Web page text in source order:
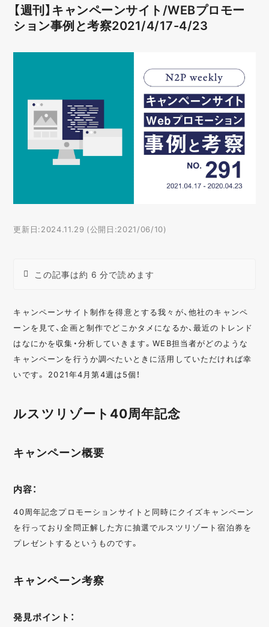
【週刊】キャンペーンサイト/WEBプロモー
ション事例と考察2021/4/17-4/23
更新日:2024.11.29 (公開日:2021/06/10)
この記事は約 6 分で読めます
キャンペーンサイト制作を得意とする我々が、他社のキャンペ
ーンを見て、企画と制作でどこかタメになるか、最近のトレンド
はなにかを収集・分析していきます。WEB担当者がどのような
キャンペーンを行うか調べたいときに活用していただければ幸
いです。 2021年4月第4週は5個！
ルスツリゾート40周年記念
キャンペーン概要
内容：
40周年記念プロモーションサイトと同時にクイズキャンペーン
を行っており全問正解した方に抽選でルスツリゾート宿泊券を
プレゼントするというものです。
キャンペーン考察
発見ポイント：